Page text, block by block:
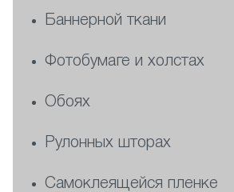
Баннерной ткани
Фотобумаге и холстах
Обоях
Рулонных шторах
Самоклеящейся пленке